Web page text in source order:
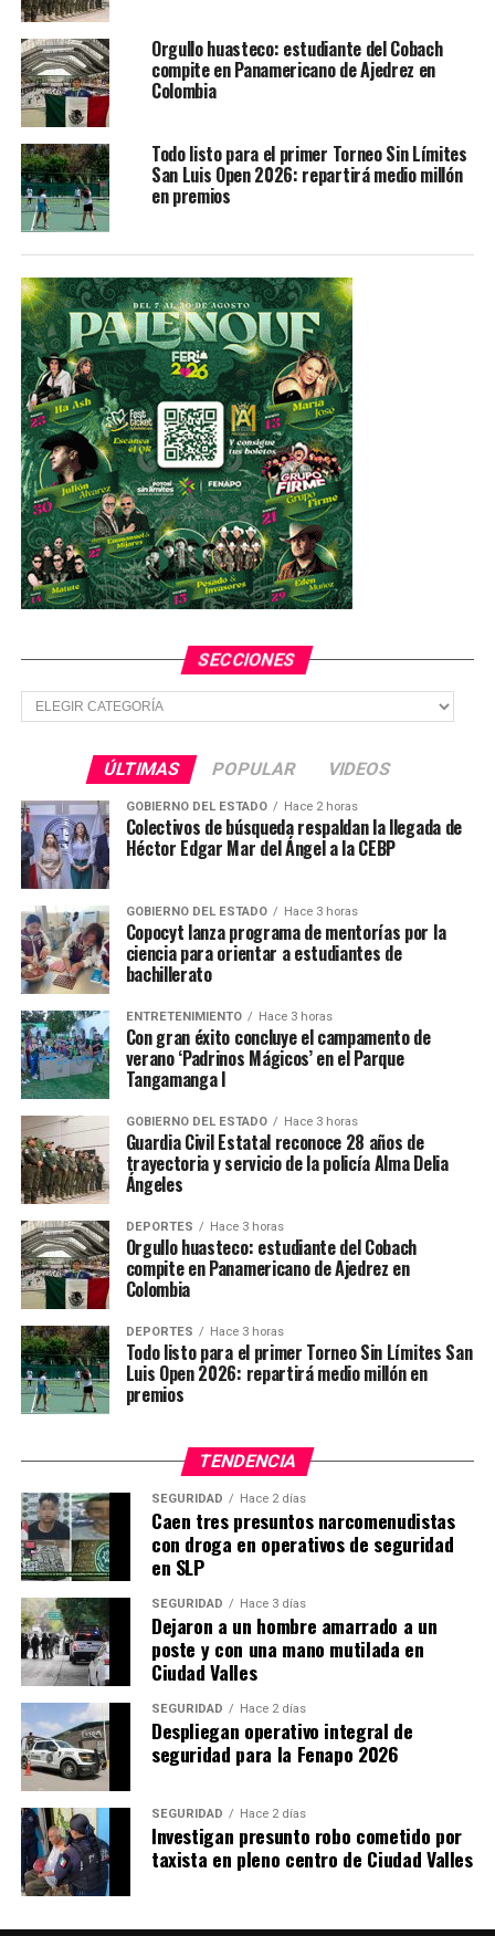
YA VIENE
Detiene SSPE a 62 personas en la primera semana de
marzo
NO TE PIERDAS
Cierran parques Tangamanga y Morales por fuertes
vientos
Orgullo huasteco: estudiante del Cobach
compite en Panamericano de Ajedrez en
Colombia
Todo listo para el primer Torneo Sin Límites
San Luis Open 2026: repartirá medio millón
en premios
SECCIONES
Secciones
ÚLTIMAS POPULAR VIDEOS
GOBIERNO DEL ESTADO Hace 2 horas
Colectivos de búsqueda respaldan la llegada de
Héctor Edgar Mar del Ángel a la CEBP
GOBIERNO DEL ESTADO Hace 3 horas
Copocyt lanza programa de mentorías por la
ciencia para orientar a estudiantes de
bachillerato
ENTRETENIMIENTO Hace 3 horas
Con gran éxito concluye el campamento de
verano ‘Padrinos Mágicos’ en el Parque
Tangamanga I
GOBIERNO DEL ESTADO Hace 3 horas
Guardia Civil Estatal reconoce 28 años de
trayectoria y servicio de la policía Alma Delia
Ángeles
DEPORTES Hace 3 horas
Orgullo huasteco: estudiante del Cobach
compite en Panamericano de Ajedrez en
Colombia
DEPORTES Hace 3 horas
Todo listo para el primer Torneo Sin Límites San
Luis Open 2026: repartirá medio millón en
premios
TENDENCIA
SEGURIDAD Hace 2 días
Caen tres presuntos narcomenudistas
con droga en operativos de seguridad
en SLP
SEGURIDAD Hace 3 días
Dejaron a un hombre amarrado a un
poste y con una mano mutilada en
Ciudad Valles
SEGURIDAD Hace 2 días
Despliegan operativo integral de
seguridad para la Fenapo 2026
SEGURIDAD Hace 2 días
Investigan presunto robo cometido por
taxista en pleno centro de Ciudad Valles